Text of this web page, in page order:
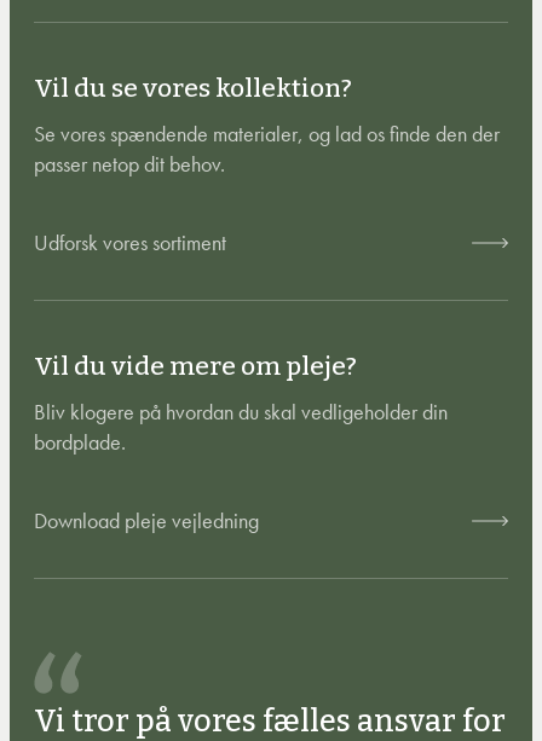
Vil du se vores kollektion?
Se vores spændende materialer, og lad os finde den der
passer netop dit behov.
Udforsk vores sortiment
Vil du vide mere om pleje?
Bliv klogere på hvordan du skal vedligeholder din
bordplade.
Download pleje vejledning
Vi tror på vores fælles ansvar for